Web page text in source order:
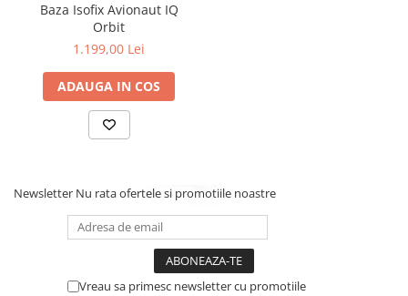
Baza Isofix Avionaut IQ
Orbit
1.199,00 Lei
ADAUGA IN COS
Newsletter Nu rata ofertele si promotiile noastre
Vreau sa primesc newsletter cu promotiile